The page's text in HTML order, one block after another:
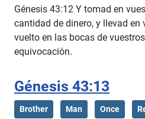
Génesis 43:12 Y tomad en
cantidad de dinero, y llevad en
vuelto en las bocas de
equivocación.
Génesis 43:13
Brother Man Once